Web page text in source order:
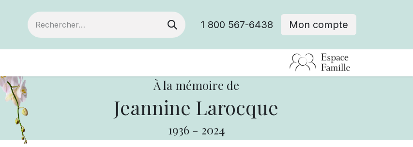
1 800 567-6438 Mon compte
À la mémoire de
Jeannine Larocque
1936 - 2024